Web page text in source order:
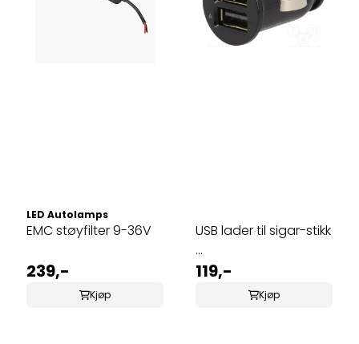
LED Autolamps
EMC støyfilter 9-36V
239,-
Kjøp
USB lader til sigar-stikk
...
119,-
Kjøp